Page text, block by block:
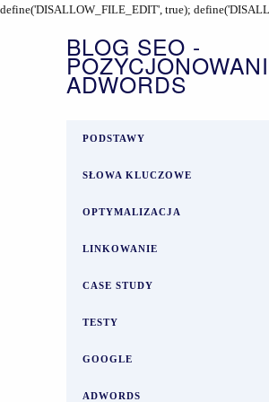
define('DISALLOW_FILE_EDIT', true);
BLOG SEO -
ADWORDS
PODSTAWY
SŁOWA KLUCZOWE
OPTYMALIZACJA
LINKOWANIE
CASE STUDY
TESTY
GOOGLE
ADWORDS